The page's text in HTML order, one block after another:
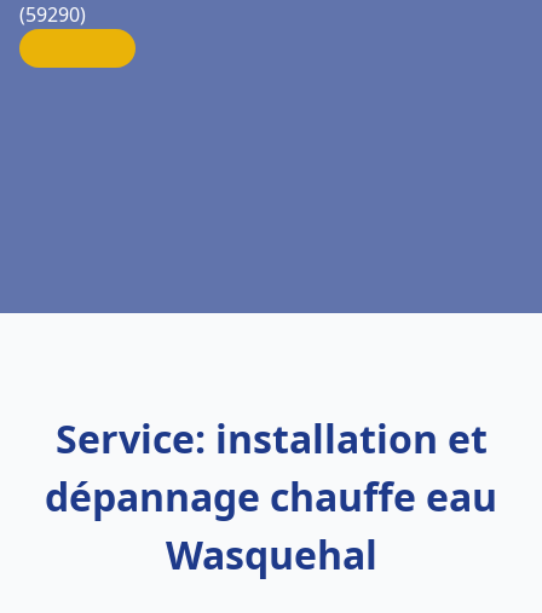
(59290)
Service: installation et
dépannage chauffe eau
Wasquehal